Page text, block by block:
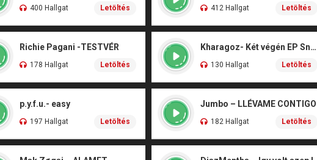
400 Hallgat Letöltés 412 Hallgat Letöltés
Richie Pagani -TESTVÉR
178 Hallgat Letöltés
Kharagoz- Két végén EP Snitt
130 Hallgat Letöltés
p.y.f.u.- easy
197 Hallgat Letöltés
Jumbo – LLÉVAME CONTIGO
182 Hallgat Letöltés